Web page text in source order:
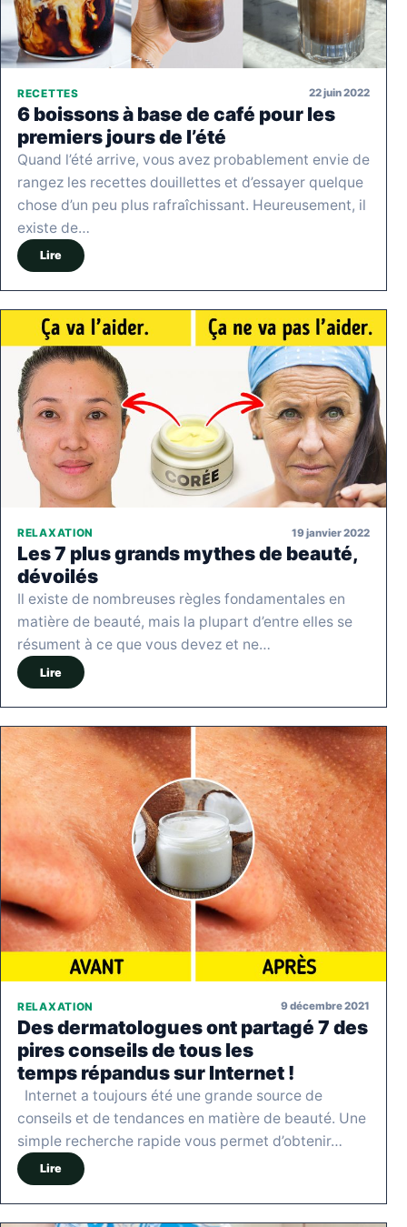
RECETTES 22 juin 2022
6 boissons à base de café pour les
premiers jours de l’été
Quand l’été arrive, vous avez probablement envie de
rangez les recettes douillettes et d’essayer quelque
chose d’un peu plus rafraîchissant. Heureusement, il
existe de…
Lire
RELAXATION 19 janvier 2022
Les 7 plus grands mythes de beauté,
dévoilés
Il existe de nombreuses règles fondamentales en
matière de beauté, mais la plupart d’entre elles se
résument à ce que vous devez et ne…
Lire
RELAXATION 9 décembre 2021
Des dermatologues ont partagé 7 des
pires conseils de tous les
temps répandus sur Internet !
Internet a toujours été une grande source de
conseils et de tendances en matière de beauté. Une
simple recherche rapide vous permet d’obtenir…
Lire